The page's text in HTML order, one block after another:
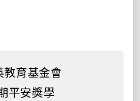
教育基金會
平安獎學